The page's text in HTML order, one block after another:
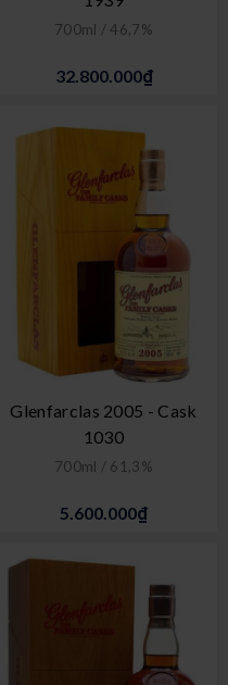
700ml / 46,7%
32.800.000₫
Glenfarclas 2005 - Cask
1030
700ml / 61,3%
5.600.000₫